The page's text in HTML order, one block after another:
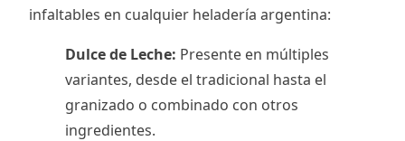
infaltables en cualquier heladería argentina:
Dulce de Leche: Presente en múltiples
variantes, desde el tradicional hasta el
granizado o combinado con otros
ingredientes.